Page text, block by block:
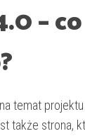
–
temat projektu
także strona,